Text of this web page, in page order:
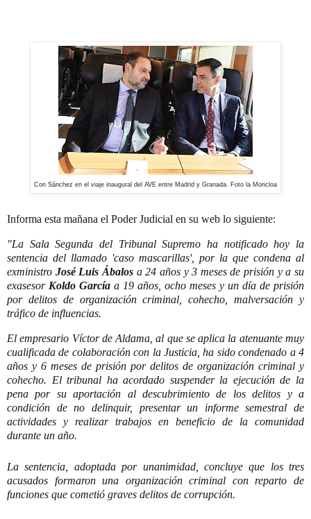
Con Sánchez en el viaje inaugural del AVE entre Madrid y Granada. Foto la Moncloa
Informa esta mañana el Poder Judicial en su web lo siguiente:
"La Sala Segunda del Tribunal Supremo ha notificado hoy la
sentencia del llamado 'caso mascarillas', por la que condena al
exministro José Luis Ábalosa 24 años y 3 meses de prisión y a su
exasesor Koldo García a 19 años, ocho meses y un día de prisión
por delitos de organización criminal, cohecho, malversación y
tráfico de influencias.
El empresario Víctor de Aldama, al que se aplica la atenuante muy
cualificada de colaboración con la Justicia, ha sido condenado a 4
años y 6 meses de prisión por delitos de organización criminal y
cohecho. El tribunal ha acordado suspender la ejecución de la
pena por su aportación al descubrimiento de los delitos y a
condición de no delinquir, presentar un informe semestral de
actividades y realizar trabajos en beneficio de la comunidad
durante un año.
La sentencia, adoptada por unanimidad, concluye que los tres
acusados formaron una organización criminal con reparto de
funciones que cometió graves delitos de corrupción.